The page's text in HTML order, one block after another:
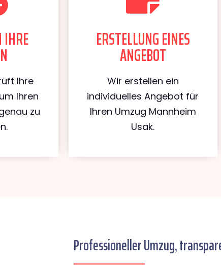
Ihre
Ihren
zu
ERSTELLUNG EINES
ANGEBOT
Wir erstellen ein
individuelles Angebot für
Ihren Umzug Mannheim
Usak.
Professioneller Umzug,